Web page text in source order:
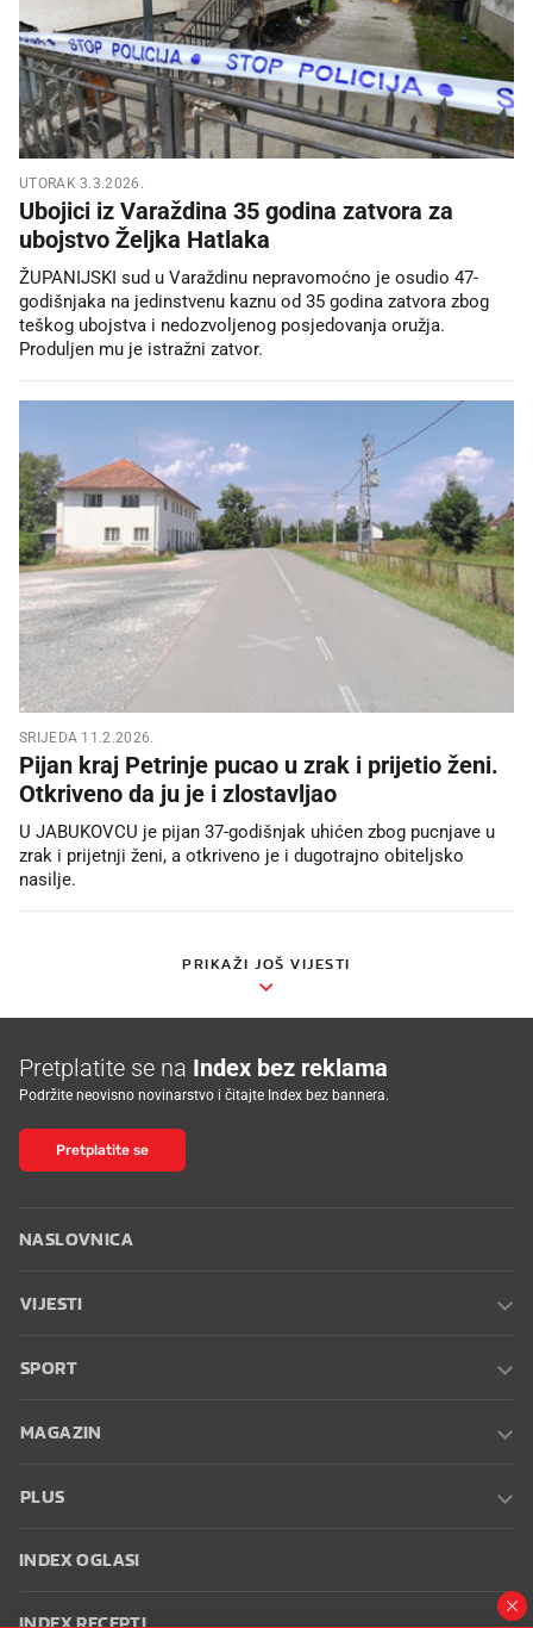
UTORAK 3.3.2026.
Ubojici iz Varaždina 35 godina zatvora za
ubojstvo Željka Hatlaka
ŽUPANIJSKI sud u Varaždinu nepravomoćno je osudio 47-
godišnjaka na jedinstvenu kaznu od 35 godina zatvora zbog
teškog ubojstva i nedozvoljenog posjedovanja oružja.
Produljen mu je istražni zatvor.
SRIJEDA 11.2.2026.
Pijan kraj Petrinje pucao u zrak i prijetio ženi.
Otkriveno da ju je i zlostavljao
U JABUKOVCU je pijan 37-godišnjak uhićen zbog pucnjave u
zrak i prijetnji ženi, a otkriveno je i dugotrajno obiteljsko
nasilje.
PRIKAŽI JOŠ VIJESTI
Pretplatite se na Index bez reklama
Podržite neovisno novinarstvo i čitajte Index bez bannera.
Pretplatite se
NASLOVNICA
VIJESTI
SPORT
MAGAZIN
PLUS
INDEX OGLASI
INDEX RECEPTI